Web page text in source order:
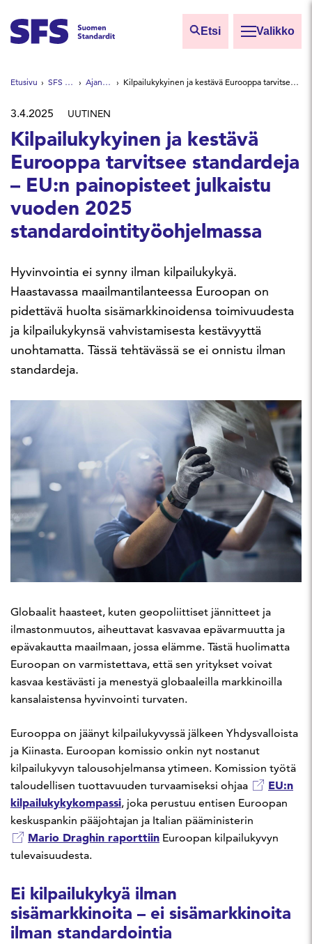
Etsi Valikko
Etsi sivuilta
Hae hakutermillä
Etusivu SFS Suomen Standardit Ajankohtaista Kilpailukykyinen ja kestävä Eurooppa tarvitsee standardeja – EU:n painopisteet julkaistu vuoden 2025 standardointityöohjelmassa
3.4.2025 UUTINEN
Kilpailukykyinen ja kestävä
Eurooppa tarvitsee standardeja
– EU:n painopisteet julkaistu
vuoden 2025
standardointityöohjelmassa
Hyvinvointia ei synny ilman kilpailukykyä.
Haastavassa maailmantilanteessa Euroopan on
pidettävä huolta sisämarkkinoidensa toimivuudesta
ja kilpailukykynsä vahvistamisesta kestävyyttä
unohtamatta. Tässä tehtävässä se ei onnistu ilman
standardeja.
Globaalit haasteet, kuten geopoliittiset jännitteet ja
ilmastonmuutos, aiheuttavat kasvavaa epävarmuutta ja
epävakautta maailmaan, jossa elämme. Tästä huolimatta
Euroopan on varmistettava, että sen yritykset voivat
kasvaa kestävästi ja menestyä globaaleilla markkinoilla
kansalaistensa hyvinvointi turvaten.
Eurooppa on jäänyt kilpailukyvyssä jälkeen Yhdysvalloista
ja Kiinasta. Euroopan komissio onkin nyt nostanut
kilpailukyvyn talousohjelmansa ytimeen. Komission työtä
taloudellisen tuottavuuden turvaamiseksi ohjaa
EU:n
kilpailukykykompassi, joka perustuu entisen Euroopan
keskuspankin pääjohtajan ja Italian pääministerin
Mario Draghin raporttiin Euroopan kilpailukyvyn
tulevaisuudesta.
Ei kilpailukykyä ilman
sisämarkkinoita – ei sisämarkkinoita
ilman standardointia